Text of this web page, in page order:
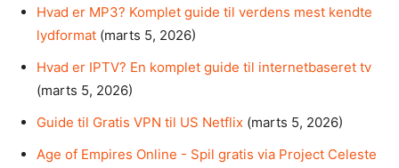
Hvad er MP3? Komplet guide til verdens mest kendte
lydformat (marts 5, 2026)
Hvad er IPTV? En komplet guide til internetbaseret tv
(marts 5, 2026)
Guide til Gratis VPN til US Netflix (marts 5, 2026)
Age of Empires Online - Spil gratis via Project Celeste